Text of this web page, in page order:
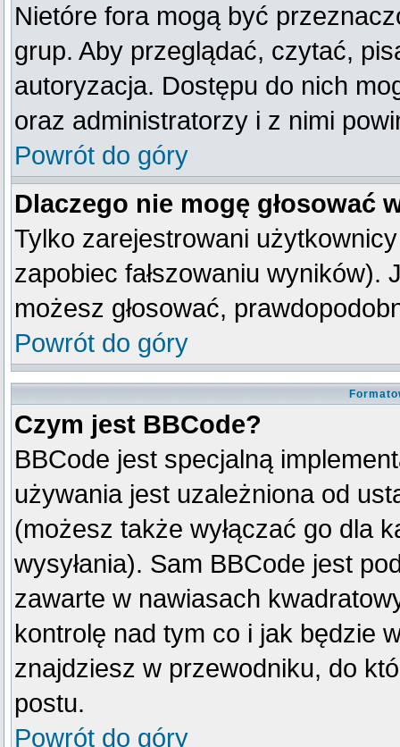
Nietóre fora mogą być
grup. Aby przeglądać, czytać,
autoryzacja. Dostępu do nich
oraz administratorzy i z nimi
Powrót do góry
Dlaczego nie mogę głosować
Tylko zarejestrowani
zapobiec fałszowaniu wyników).
możesz głosować,
Powrót do góry
Czym jest BBCode?
BBCode jest specjalną
używania jest uzależniona od
(możesz także wyłączać go dla
wysyłania). Sam BBCode jest
zawarte w nawiasach
kontrolę nad tym co i jak będzie
znajdziesz w przewodniku, do
postu.
Powrót do góry